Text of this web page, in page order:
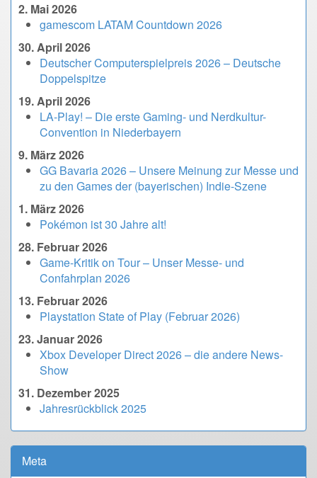
2. Mai 2026
gamescom LATAM Countdown 2026
30. April 2026
Deutscher Computerspielpreis 2026 – Deutsche
Doppelspitze
19. April 2026
LA-Play! – Die erste Gaming- und Nerdkultur-
Convention in Niederbayern
9. März 2026
GG Bavaria 2026 – Unsere Meinung zur Messe und
zu den Games der (bayerischen) Indie-Szene
1. März 2026
Pokémon ist 30 Jahre alt!
28. Februar 2026
Game-Kritik on Tour – Unser Messe- und
Confahrplan 2026
13. Februar 2026
Playstation State of Play (Februar 2026)
23. Januar 2026
Xbox Developer Direct 2026 – die andere News-
Show
31. Dezember 2025
Jahresrückblick 2025
Meta